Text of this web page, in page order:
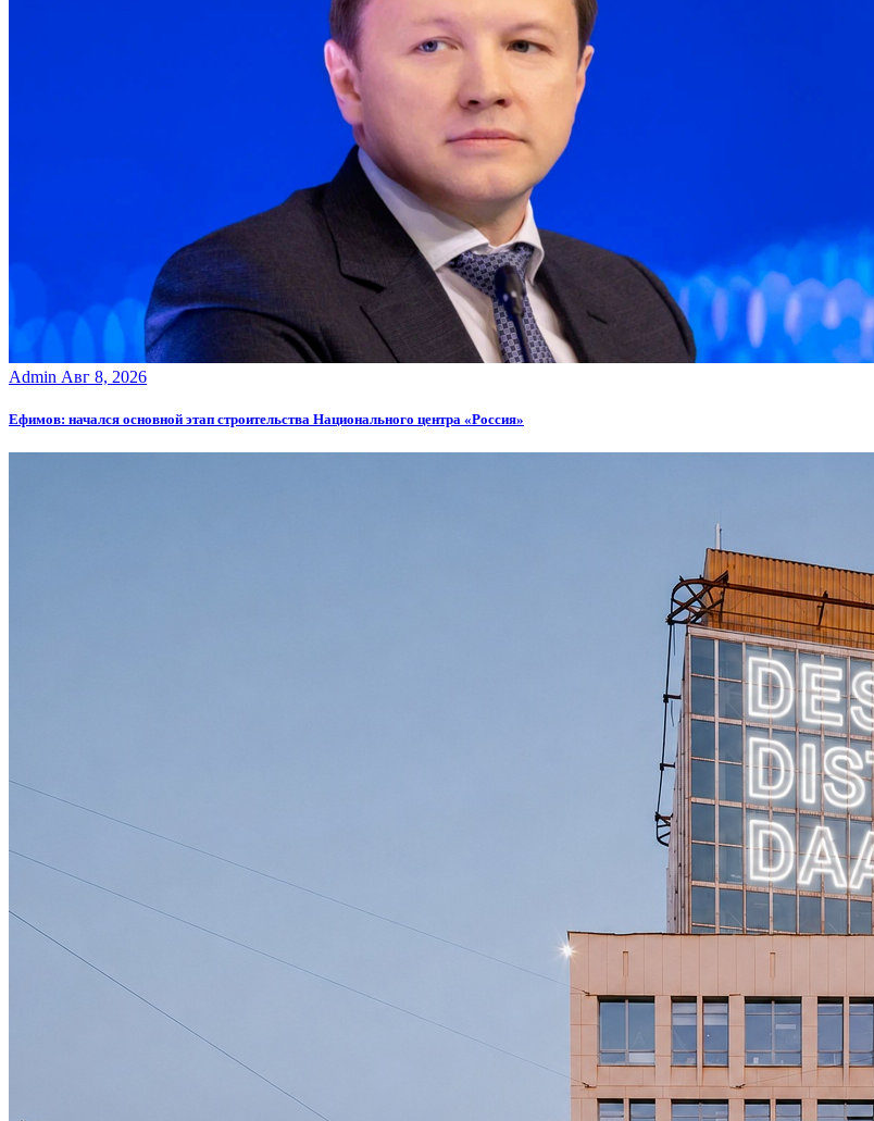
Admin Авг 8, 2026
Ефимов: начался основной этап строительства Национального центра «Россия»